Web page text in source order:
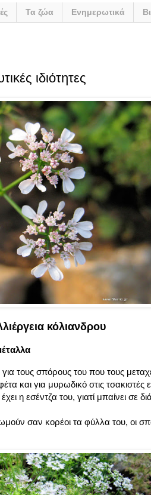
Τα ζώα Ενημερωτικά
ιδιότητες
κόλιανδρου
τους σπόρους του που τους
και για μυρωδικό στις τσακιστές
η εσέντζα του, γιατί μπαίνει σε
σαν κορέοι τα φύλλα του, οι